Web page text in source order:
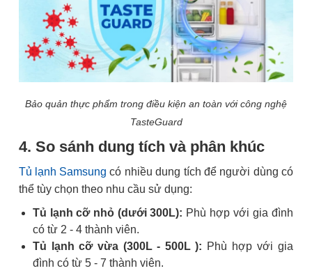
Bảo quản thực phẩm trong điều kiện an toàn với công nghệ
TasteGuard
4. So sánh dung tích và phân khúc
Tủ lạnh Samsung có nhiều dung tích để người dùng có
thể tùy chọn theo nhu cầu sử dụng:
Tủ lạnh cỡ nhỏ (dưới 300L): Phù hợp với gia đình
có từ 2 - 4 thành viên.
Tủ lạnh cỡ vừa (300L - 500L ): Phù hợp với gia
đình có từ 5 - 7 thành viên.